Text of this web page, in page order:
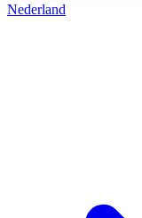
Nederland